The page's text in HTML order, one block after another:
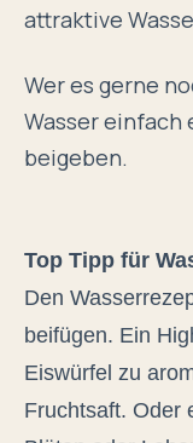
attraktive
Wer es gerne
Wasser einfach
beigeben.
Top Tipp für
Den
beifügen. Ein
Eiswürfel zu
Fruchtsaft. Oder